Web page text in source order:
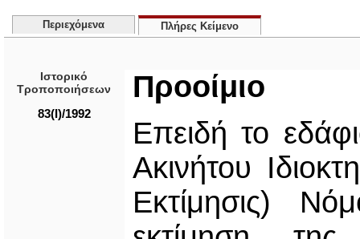
Περιεχόμενα Πλήρες Κείμενο
Ιστορικό
Τροποποιήσεων
83(I)/1992
Προοίμιο
Επειδή το
Ακινήτου
Εκτίμησις)